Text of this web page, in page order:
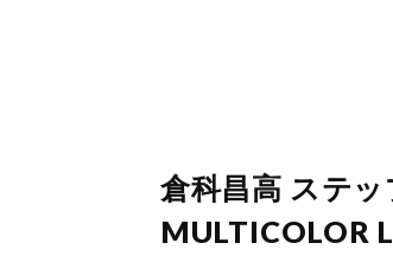
倉科昌高 ステ
MULTICOLOR